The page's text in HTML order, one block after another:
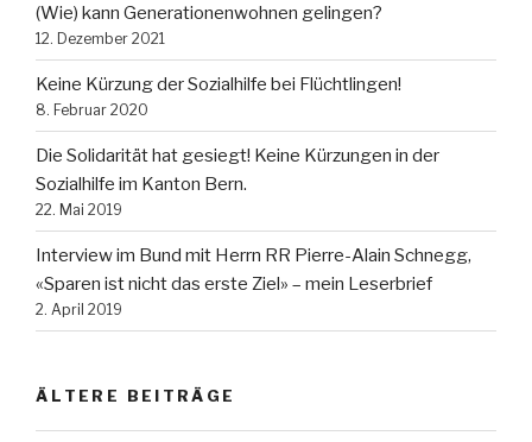
(Wie) kann Generationenwohnen gelingen?
12. Dezember 2021
Keine Kürzung der Sozialhilfe bei Flüchtlingen!
8. Februar 2020
Die Solidarität hat gesiegt! Keine Kürzungen in der
Sozialhilfe im Kanton Bern.
22. Mai 2019
Interview im Bund mit Herrn RR Pierre-Alain Schnegg,
«Sparen ist nicht das erste Ziel» – mein Leserbrief
2. April 2019
ÄLTERE BEITRÄGE